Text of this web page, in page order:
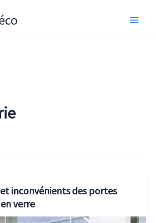
inconvénients des portes
verre